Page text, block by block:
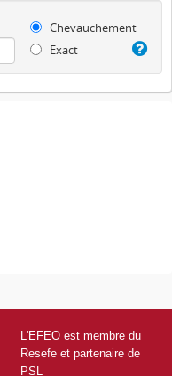
Chevauchement
Exact
L'EFEO est membre du
Resefe et partenaire de
PSL